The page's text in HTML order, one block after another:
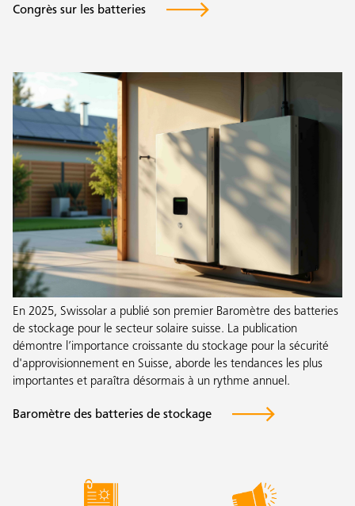
Congrès sur les batteries
En 2025, Swissolar a publié son premier Baromètre des batteries
de stockage pour le secteur solaire suisse. La publication
démontre l’importance croissante du stockage pour la sécurité
d'approvisionnement en Suisse, aborde les tendances les plus
importantes et paraîtra désormais à un rythme annuel.
Baromètre des batteries de stockage